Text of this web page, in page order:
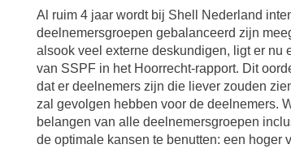
Al ruim 4 jaar wordt bij Shell Nederland
deelnemersgroepen gebalanceerd zijn
alsook veel externe deskundigen, ligt er nu
van SSPF in het Hoorrecht-rapport. Dit
dat er deelnemers zijn die liever zouden
zal gevolgen hebben voor de deelnemers.
belangen van alle deelnemersgroepen
de optimale kansen te benutten: een hoger